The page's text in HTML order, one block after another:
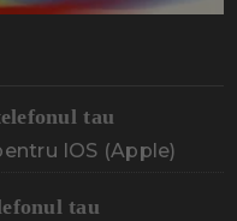
tau
IOS (Apple)
tau